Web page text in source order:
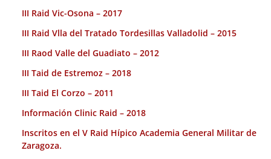
III Raid Vic-Osona – 2017
III Raid Vlla del Tratado Tordesillas Valladolid – 2015
III Raod Valle del Guadiato – 2012
III Taid de Estremoz – 2018
III Taid El Corzo – 2011
Información Clinic Raid – 2018
Inscritos en el V Raid Hípico Academia General Militar de
Zaragoza.